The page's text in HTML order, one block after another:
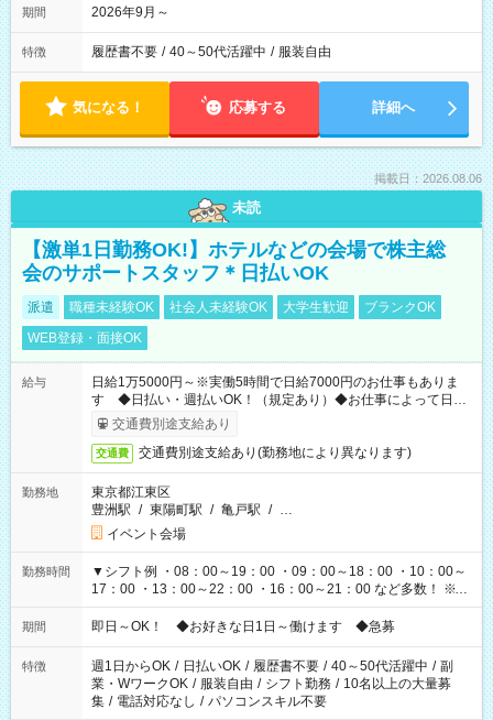
期間 2026年9月～
特徴 履歴書不要 / 40～50代活躍中 / 服装自由
気になる！ 応募する 詳細へ
掲載日：2026.08.06
未読
【激単1日勤務OK!】ホテルなどの会場で株主総
会のサポートスタッフ＊日払いOK
派遣 職種未経験OK 社会人未経験OK 大学生歓迎
ブランクOK
WEB登録・面接OK
給与
日給1万5000円～※実働5時間で日給7000円のお仕事もありま
す ◆日払い・週払いOK！（規定あり）◆お仕事によって日給
も異なります
交通費別途支給あり
交通費 交通費別途支給あり(勤務地により異なります)
勤務地
東京都江東区
豊洲駅 / 東陽町駅 / 亀戸駅 / …
イベント会場
勤務時間
▼シフト例 ・08：00～19：00 ・09：00～18：00 ・10：00～
17：00 ・13：00～22：00 ・16：00～21：00 など多数！ ※お
仕事により勤務時間が異なります
期間 即日～OK！ ◆お好きな日1日～働けます ◆急募
特徴 週1日からOK / 日払いOK / 履歴書不要 / 40～50代活躍中 / 副
業・WワークOK / 服装自由 / シフト勤務 / 10名以上の大量募
集 / 電話対応なし / パソコンスキル不要